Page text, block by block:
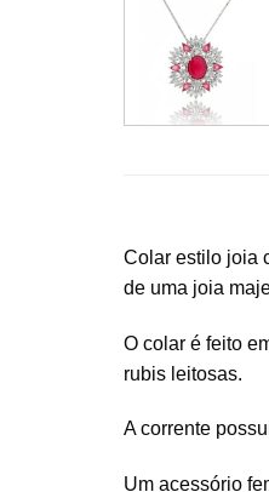
Colar estilo joia
de uma joia
O colar é feito
rubis leitosas.
A corrente
Um acessório